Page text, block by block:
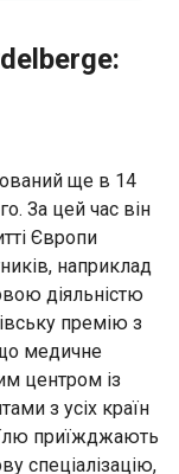
ще в 14
За цей час він
Європи
наприклад
діяльністю
премію з
медичне
центром із
з усіх країн
приїжджають
спеціалізацію,